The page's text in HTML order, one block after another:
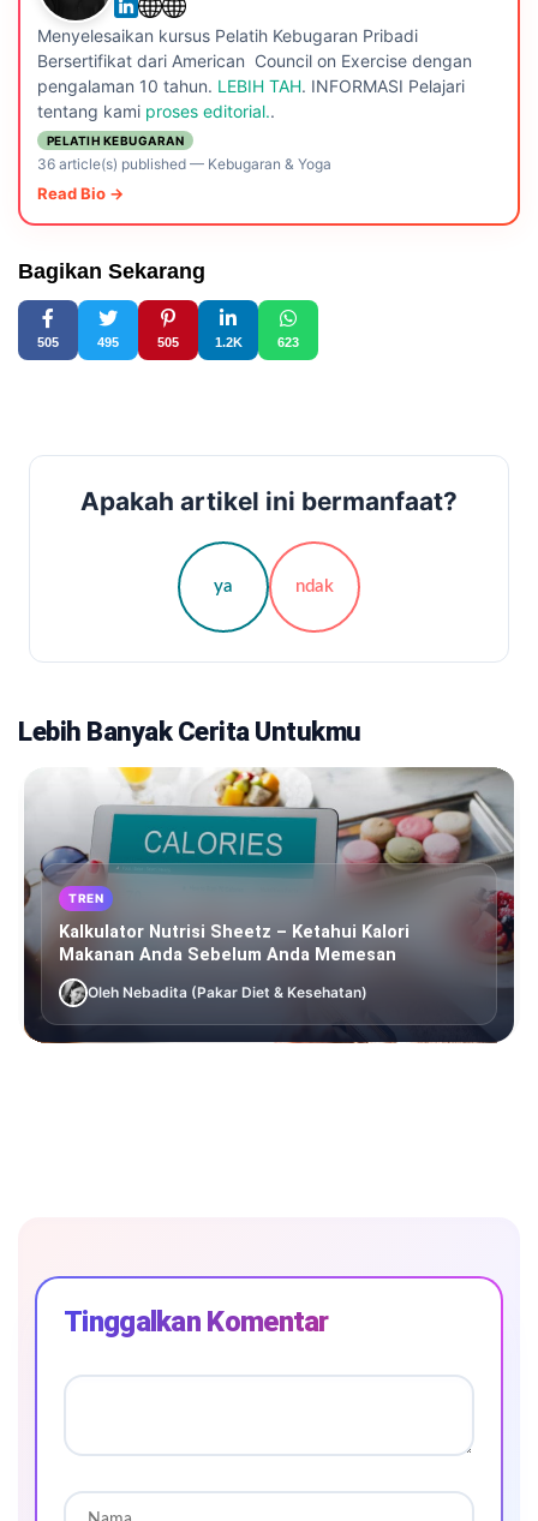
Menyelesaikan kursus Pelatih Kebugaran Pribadi
Bersertifikat dari American Council on Exercise dengan
pengalaman 10 tahun. LEBIH TAH. INFORMASI Pelajari
tentang kami proses editorial..
PELATIH KEBUGARAN
36 article(s) published— Kebugaran & Yoga
Read Bio →
Bagikan Sekarang
505 495 505 1.2K 623
Apakah artikel ini bermanfaat?
ya ndak
Lebih Banyak Cerita Untukmu
TREN
Kalkulator Nutrisi Sheetz – Ketahui Kalori
Makanan Anda Sebelum Anda Memesan
Oleh Nebadita (Pakar Diet & Kesehatan)
Tinggalkan Komentar